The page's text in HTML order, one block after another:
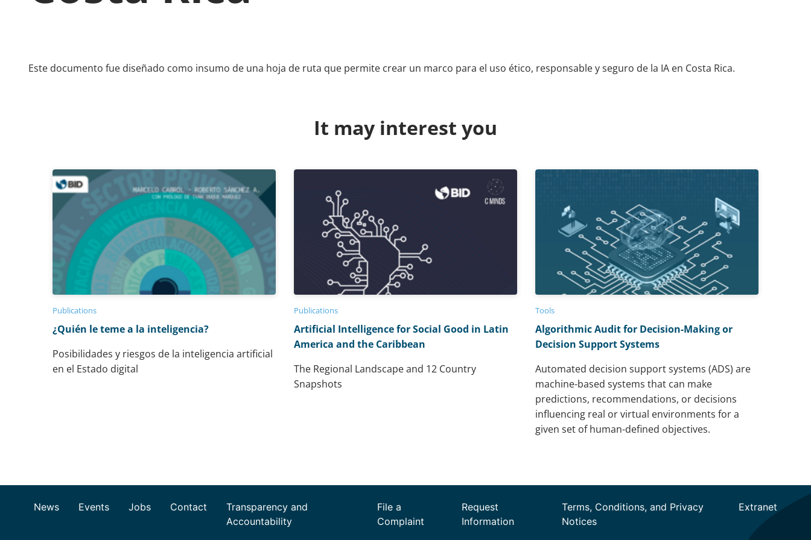
Este documento fue diseñado como insumo de una hoja de ruta que permite crear un marco para el uso ético, responsable y seguro de la IA en Costa Rica.
It may interest you
Publications
¿Quién le teme a la inteligencia?
Posibilidades y riesgos de la inteligencia artificial
en el Estado digital
Publications
Artificial Intelligence for Social Good in Latin
America and the Caribbean
The Regional Landscape and 12 Country
Snapshots
Tools
Algorithmic Audit for Decision-Making or
Decision Support Systems
Automated decision support systems (ADS) are
machine-based systems that can make
predictions, recommendations, or decisions
influencing real or virtual environments for a
given set of human-defined objectives.